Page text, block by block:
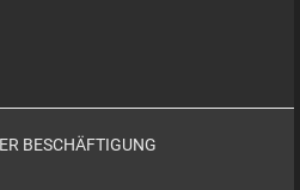
BESCHÄFTIGUNG